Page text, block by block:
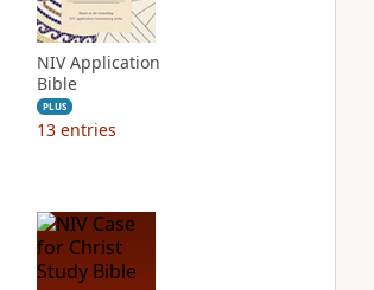
NIV Application
Bible
PLUS
13 entries